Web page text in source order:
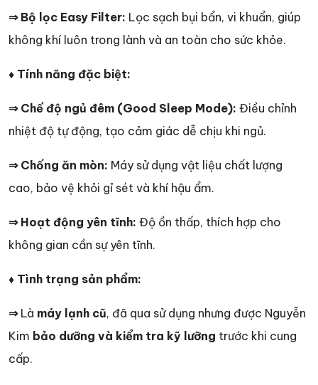
⇒ Bộ lọc Easy Filter: Lọc sạch bụi bẩn, vi khuẩn, giúp
không khí luôn trong lành và an toàn cho sức khỏe.
♦ Tính năng đặc biệt:
⇒ Chế độ ngủ đêm (Good Sleep Mode): Điều chỉnh
nhiệt độ tự động, tạo cảm giác dễ chịu khi ngủ.
⇒ Chống ăn mòn: Máy sử dụng vật liệu chất lượng
cao, bảo vệ khỏi gỉ sét và khí hậu ẩm.
⇒ Hoạt động yên tĩnh: Độ ồn thấp, thích hợp cho
không gian cần sự yên tĩnh.
♦ Tình trạng sản phẩm:
⇒ Là máy lạnh cũ, đã qua sử dụng nhưng được Nguyễn
Kim bảo dưỡng và kiểm tra kỹ lưỡng trước khi cung
cấp.